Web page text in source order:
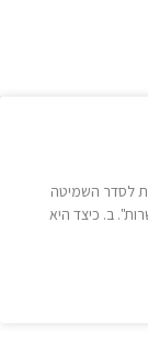
לסדר השמיטה
ב. כיצד היא